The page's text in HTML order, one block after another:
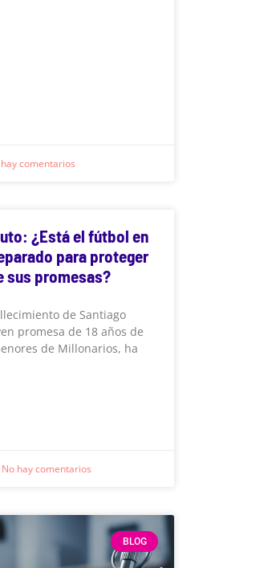
comentarios
¿Está el fútbol en
para proteger
sus promesas?
de Santiago
promesa de 18 años de
de Millonarios, ha
No hay comentarios
BLOG